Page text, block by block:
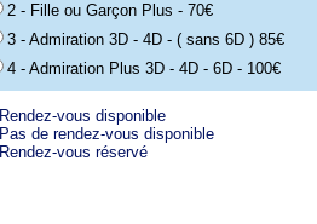
2 - Fille ou Garçon Plus - 70€
3 - Admiration 3D - 4D - ( sans 6D ) 85€
4 - Admiration Plus 3D - 4D - 6D - 100€
Rendez-vous disponible
Pas de rendez-vous disponible
Rendez-vous réservé